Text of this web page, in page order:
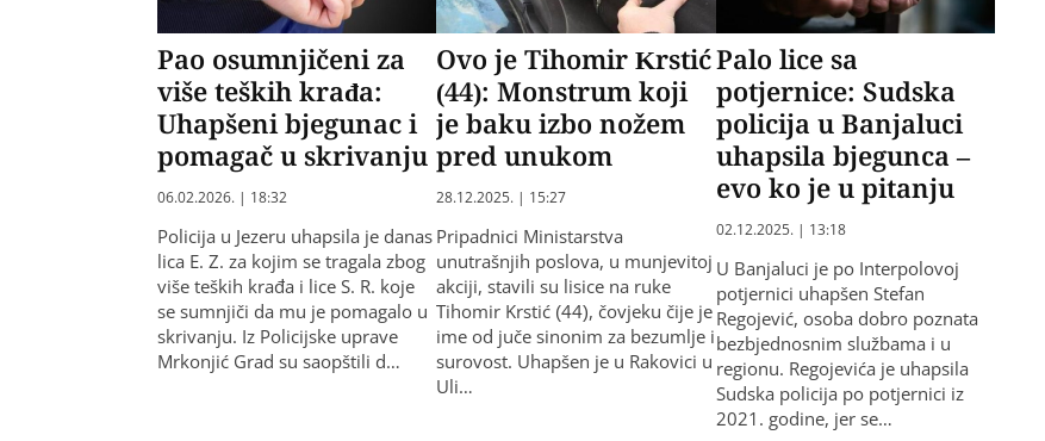
Pao osumnjičeni za
više teških krađa:
Uhapšeni bjegunac i
pomagač u skrivanju
06.02.2026. | 18:32
Policija u Jezeru uhapsila je danas
lica E. Z. za kojim se tragala zbog
više teških krađa i lice S. R. koje
se sumnjiči da mu je pomagalo u
skrivanju. Iz Policijske uprave
Mrkonjić Grad su saopštili d…
Ovo je Tihomir Krstić
(44): Monstrum koji
je baku izbo nožem
pred unukom
28.12.2025. | 15:27
Pripadnici Ministarstva
unutrašnjih poslova, u munjevitoj
akciji, stavili su lisice na ruke
Tihomir Krstić (44), čovjeku čije je
ime od juče sinonim za bezumlje i
surovost. Uhapšen je u Rakovici u
Uli…
Palo lice sa
potjernice: Sudska
policija u Banjaluci
uhapsila bjegunca –
evo ko je u pitanju
02.12.2025. | 13:18
U Banjaluci je po Interpolovoj
potjernici uhapšen Stefan
Regojević, osoba dobro poznata
bezbjednosnim službama i u
regionu. Regojevića je uhapsila
Sudska policija po potjernici iz
2021. godine, jer se…